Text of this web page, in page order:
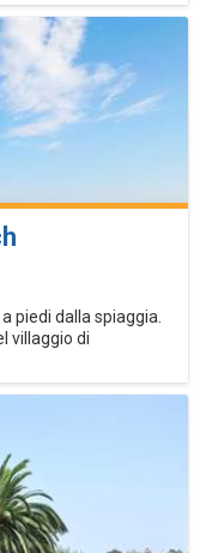
piedi dalla spiaggia.
villaggio di